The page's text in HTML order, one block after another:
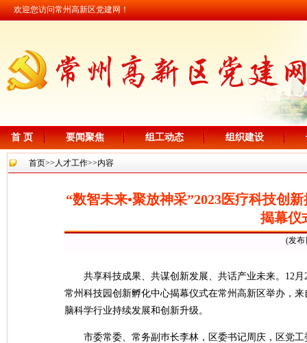
欢迎您访问常州高新区党建网！
首 页 要闻聚焦 组工动态 组织建设
首页>> 人才工作>>内容
“数智未来•聚放神采”2023医疗科技创
揭幕仪
(发布
共享科技成果、共谋创新发展、共话产业未来。12
常州科技园创新孵化中心揭幕仪式在常州高新区举办，
脑科学行业持续发展和创新升级。
市委常委、常务副巿长李林，区委书记周庆，区党